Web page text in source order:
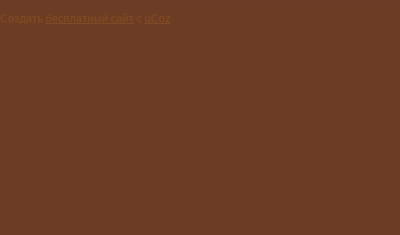
Создать бесплатный сайт с uCoz